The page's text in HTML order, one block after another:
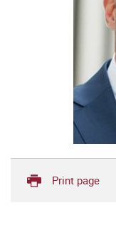
Print page